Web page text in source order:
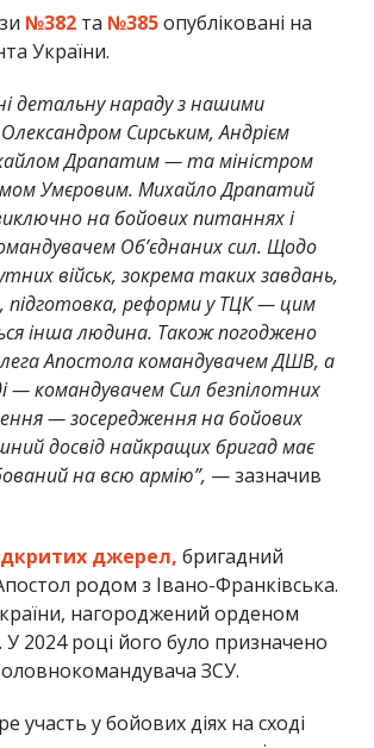
№382та №385опубліковані на
України.
детальну нараду з нашими
Сирським, Андрієм
Драпатим — та міністром
Умєровим. Михайло Драпатий
на бойових питаннях і
Об’єднаних сил. Щодо
військ, зокрема таких завдань,
підготовка, реформи у ТЦК — цим
інша людина. Також погоджено
Апостола командувачем ДШВ, а
— командувачем Сил безпілотних
— зосередження на бойових
досвід найкращих бригад має
на всю армію”, — зазначив
джерел, бригадний
родом з Івано-Франківська.
нагороджений орденом
У 2024 році його було призначено
ЗСУ.
участь у бойових діях на сході